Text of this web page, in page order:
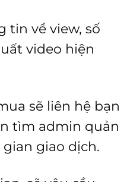
tin về view, số
video hiện
sẽ liên hệ bạn
tìm admin quản
giao dịch.